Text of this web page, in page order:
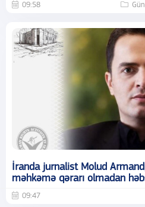
09:58
İranda jurnalist Molud
məhkəmə qərarı olmadan
09:47